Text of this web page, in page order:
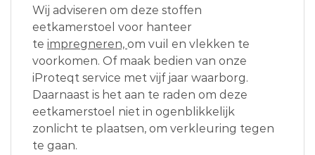
Wij adviseren om deze stoffen
eetkamerstoel voor hanteer
te impregneren, om vuil en vlekken te
voorkomen. Of maak bedien van onze
iProteqt service met vijf jaar waarborg.
Daarnaast is het aan te raden om deze
eetkamerstoel niet in ogenblikkelijk
zonlicht te plaatsen, om verkleuring tegen
te gaan.